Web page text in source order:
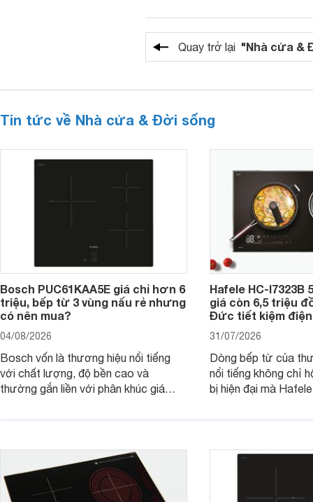
Quay trở lại "Nhà cửa &
Tin tức về Nhà cửa & Đời sống
Bosch PUC61KAA5E giá chỉ hơn 6
triệu, bếp từ 3 vùng nấu rẻ nhưng
có nên mua?
04/08/2026
Bosch vốn là thương hiệu nổi tiếng
với chất lượng, độ bền cao và
thường gắn liền với phân khúc giá
đơn vị phân phối với mức giá khá dễ
tiếp cận, thu hút sự quan tâm của
nhiều người tiêu dùng.
Hafele HC-I7323B
giá còn 6,5 triệu
Đức tiết kiệm
31/07/2026
Dòng bếp từ của
nổi tiếng không chỉ
bị hiện đại mà
gia đình.